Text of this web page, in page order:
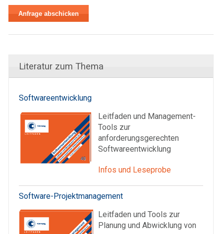
Literatur zum Thema
Softwareentwicklung
Leitfaden und Management-
Tools zur
anforderungsgerechten
Softwareentwicklung
Infos und Leseprobe
Software-Projektmanagement
Leitfaden und Tools zur
Planung und Abwicklung von